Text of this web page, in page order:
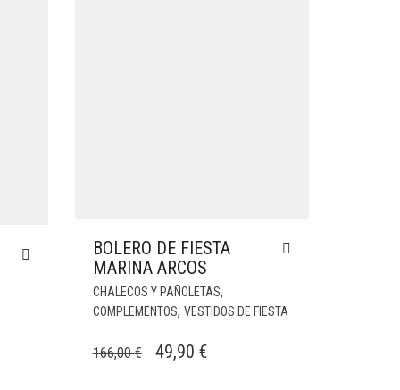
BOLERO DE FIESTA
MARINA ARCOS
CHALECOS Y PAÑOLETAS,
COMPLEMENTOS, VESTIDOS DE FIESTA
166,00€
EL
49,90 €EL